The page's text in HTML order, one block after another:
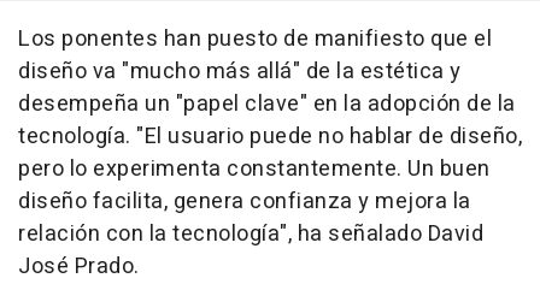
Los ponentes han puesto de manifiesto que el
diseño va "mucho más allá" de la estética y
desempeña un "papel clave" en la adopción de la
tecnología. "El usuario puede no hablar de diseño,
pero lo experimenta constantemente. Un buen
diseño facilita, genera confianza y mejora la
relación con la tecnología", ha señalado David
José Prado.